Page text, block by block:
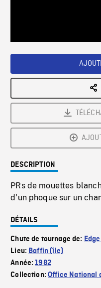
DESCRIPTION
PRs de mouettes
d'un phoque sur un
DÉTAILS
Chute de tournage de:
Lieu: Baffin (île)
Année:1982
Collection:Office National